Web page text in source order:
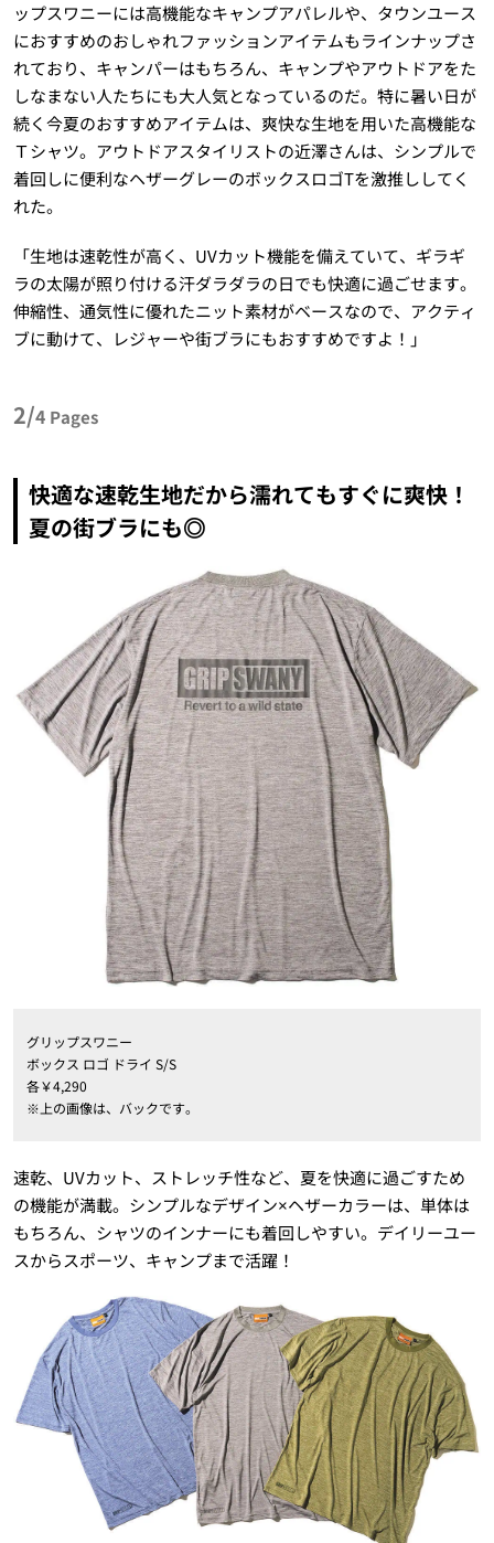
ップスワニーには高機能なキャンプアパレルや、タウンユース
におすすめのおしゃれファッションアイテムもラインナップさ
れており、キャンパーはもちろん、キャンプやアウトドアをた
しなまない人たちにも大人気となっているのだ。特に暑い日が
続く今夏のおすすめアイテムは、爽快な生地を用いた高機能な
Ｔシャツ。アウトドアスタイリストの近澤さんは、シンプルで
着回しに便利なヘザーグレーのボックスロゴTを激推ししてく
れた。
「生地は速乾性が高く、UVカット機能を備えていて、ギラギ
ラの太陽が照り付ける汗ダラダラの日でも快適に過ごせます。
伸縮性、通気性に優れたニット素材がベースなので、アクティ
ブに動けて、レジャーや街ブラにもおすすめですよ！」
2/4 Pages
快適な速乾生地だから濡れてもすぐに爽快！
夏の街ブラにも◎
グリップスワニー
ボックス ロゴ ドライ S/S
各￥4,290
※上の画像は、バックです。
速乾、UVカット、ストレッチ性など、夏を快適に過ごすため
の機能が満載。シンプルなデザイン×ヘザーカラーは、単体は
もちろん、シャツのインナーにも着回しやすい。デイリーユー
スからスポーツ、キャンプまで活躍！